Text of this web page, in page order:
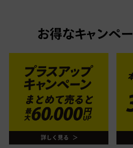
お得なキャンペ